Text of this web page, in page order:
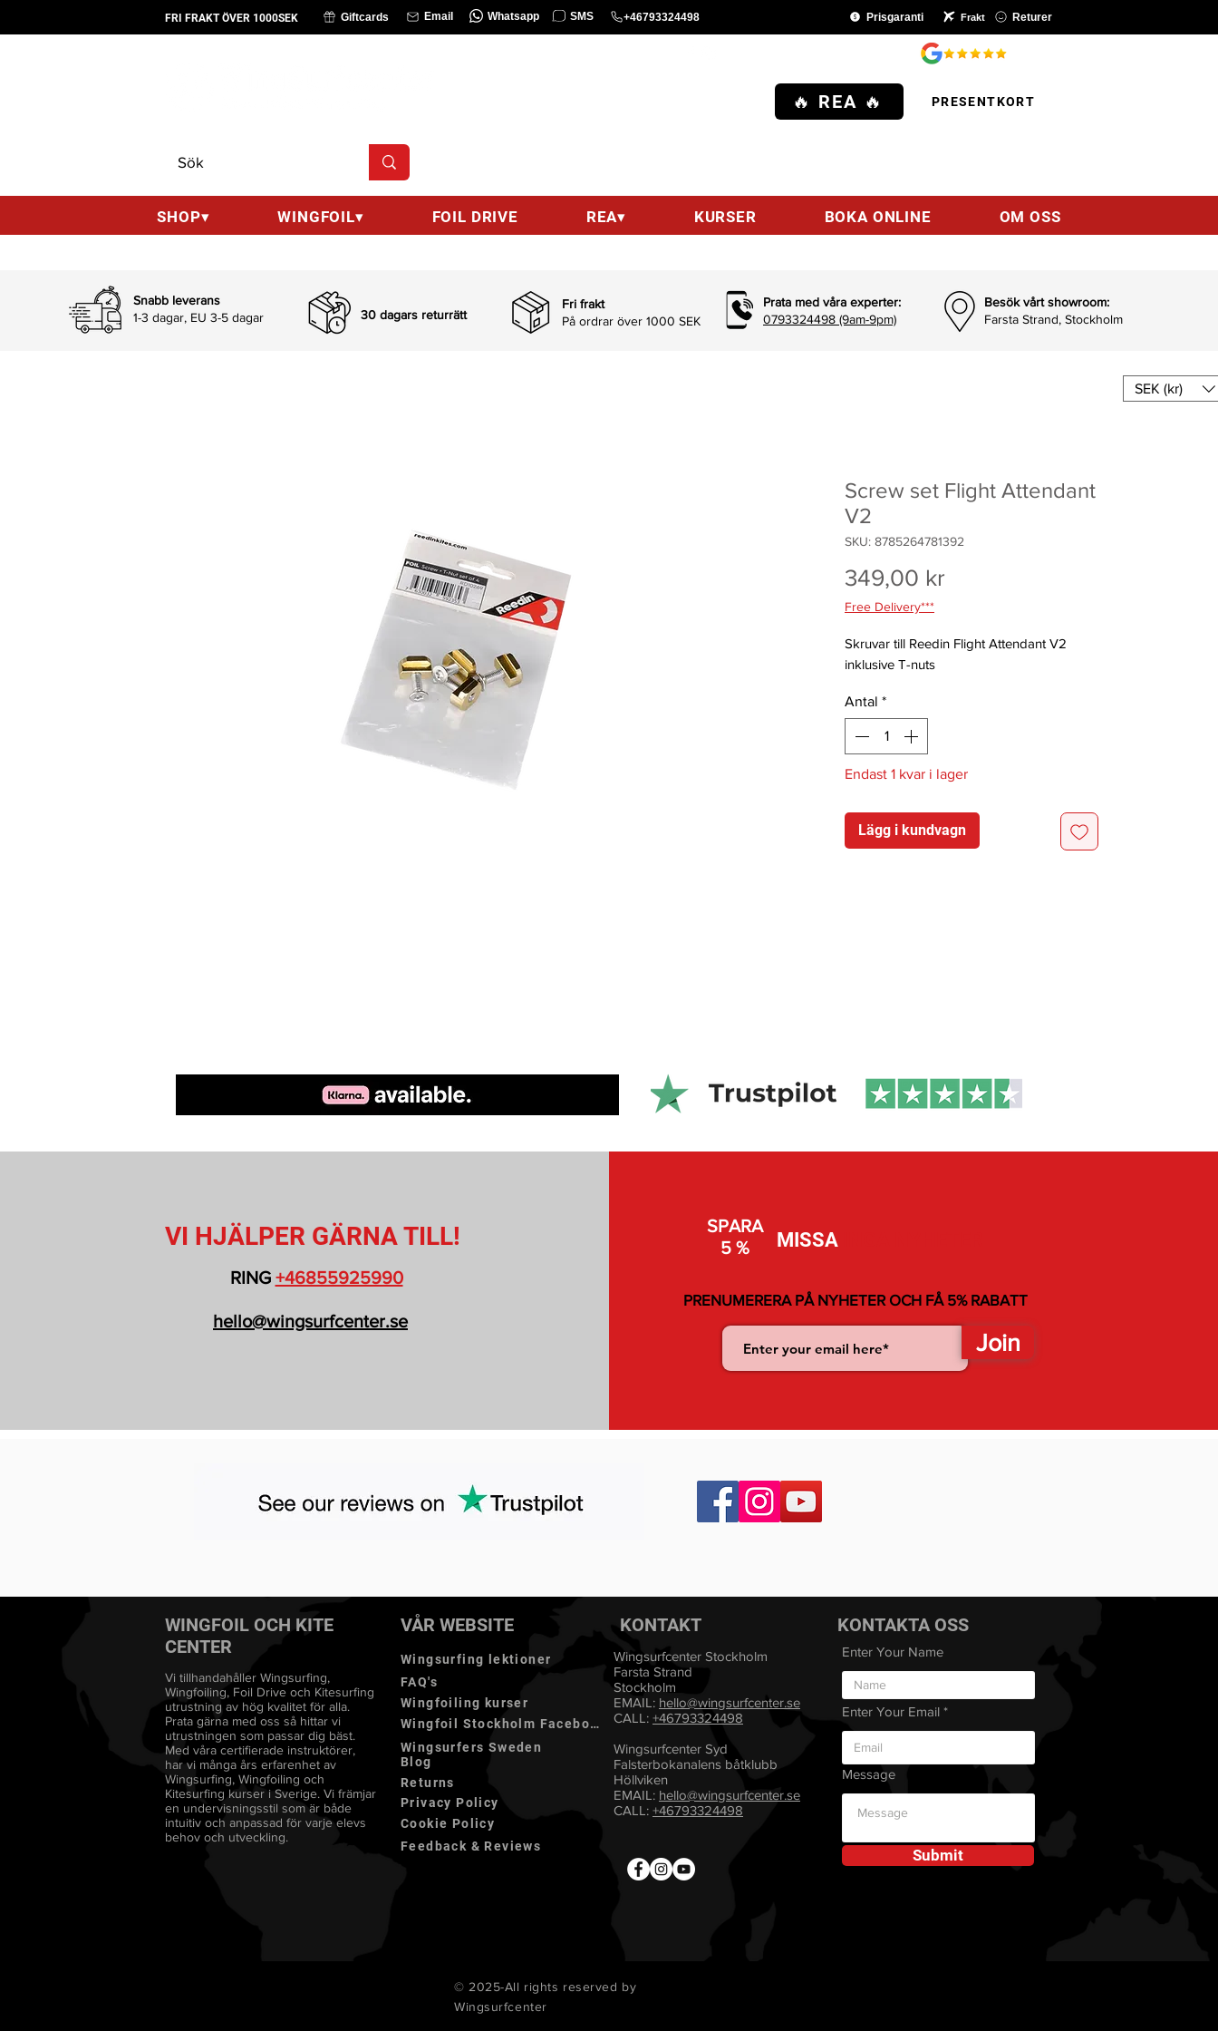
FRI FRAKT ÖVER 1000SEK Giftcards Email Whatsapp SMS +46793324498 Frakt
Prisgaranti Returer
🔥 REA 🔥 PRESENTKORT
SHOP▾ WINGFOIL▾ FOIL DRIVE REA▾ KURSER BOKA ONLINE OM OSS
Snabb leverans
1-3 dagar, EU 3-5 dagar
30 dagars returrätt
Fri frakt
På ordrar över 1000 SEK
Prata med våra experter:
0793324498 (9am-9pm)
Besök vårt showroom:
Farsta Strand, Stockholm
Screw set Flight Attendant
V2
SKU: 8785264781392
349,00 kr
Free Delivery***
Skruvar till Reedin Flight Attendant V2
inklusive T-nuts
Antal *
Endast 1 kvar i lager
Lägg i kundvagn
SEK (kr)
VI HJÄLPER GÄRNA TILL!
RING +46855925990
hello@wingsurfcenter.se
SPARA
5 %
MISSA
PRENUMERERA PÅ NYHETER OCH FÅ 5% RABATT
Join
WINGFOIL OCH KITE
CENTER
Vi tillhandahåller Wingsurfing,
Wingfoiling, Foil Drive och Kitesurfing
utrustning av hög kvalitet för alla.
Prata gärna med oss så hittar vi
utrustningen som passar dig bäst.
Med våra certifierade instruktörer,
har vi många års erfarenhet av
Wingsurfing, Wingfoiling och
Kitesurfing kurser i Sverige. Vi främjar
en undervisningsstil som är både
intuitiv och anpassad för varje elevs
behov och utveckling.
VÅR WEBSITE
Wingsurfing lektioner
FAQ's
Wingfoiling kurser
Wingfoil Stockholm Facebook
Blog
Returns
Privacy Policy
Cookie Policy
Feedback & Reviews
Wingsurfers Sweden
KONTAKT
Wingsurfcenter Stockholm
Farsta Strand
Stockholm
EMAIL: hello@wingsurfcenter.se
CALL: +46793324498
Wingsurfcenter Syd
Falsterbokanalens båtklubb
Höllviken
EMAIL: hello@wingsurfcenter.se
CALL: +46793324498
KONTAKTA OSS
Enter Your Name
Enter Your Email
Message
Submit
© 2025-All rights reserved by
Wingsurfcenter